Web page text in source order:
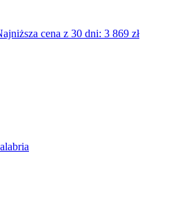
cena z 30 dni: 3 869 zł